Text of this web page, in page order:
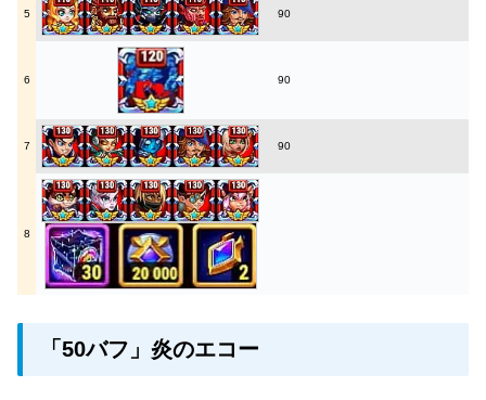
5 90
6 90
7 90
8
「50バフ」炎のエコー